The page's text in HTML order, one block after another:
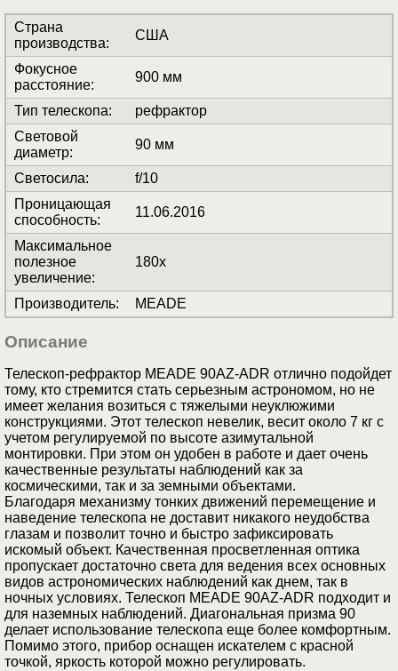
Страна
производства:
США
Фокусное
расстояние:
900 мм
Тип телескопа:
рефрактор
Световой
диаметр:
90 мм
Светосила:
f/10
Проницающая
способность:
11.06.2016
Максимальное
полезное
увеличение:
180х
Производитель: MEADE
Описание
Телескоп-рефрактор MEADE 90AZ-ADR отлично подойдет
тому, кто стремится стать серьезным астрономом, но не
имеет желания возиться с тяжелыми неуклюжими
конструкциями. Этот телескоп невелик, весит около 7 кг с
учетом регулируемой по высоте азимутальной
монтировки. При этом он удобен в работе и дает очень
качественные результаты наблюдений как за
космическими, так и за земными объектами.
Благодаря механизму тонких движений перемещение и
наведение телескопа не доставит никакого неудобства
глазам и позволит точно и быстро зафиксировать
искомый объект. Качественная просветленная оптика
пропускает достаточно света для ведения всех основных
видов астрономических наблюдений как днем, так в
ночных условиях. Телескоп MEADE 90AZ-ADR подходит и
для наземных наблюдений. Диагональная призма 90
делает использование телескопа еще более комфортным.
Помимо этого, прибор оснащен искателем с красной
точкой, яркость которой можно регулировать.